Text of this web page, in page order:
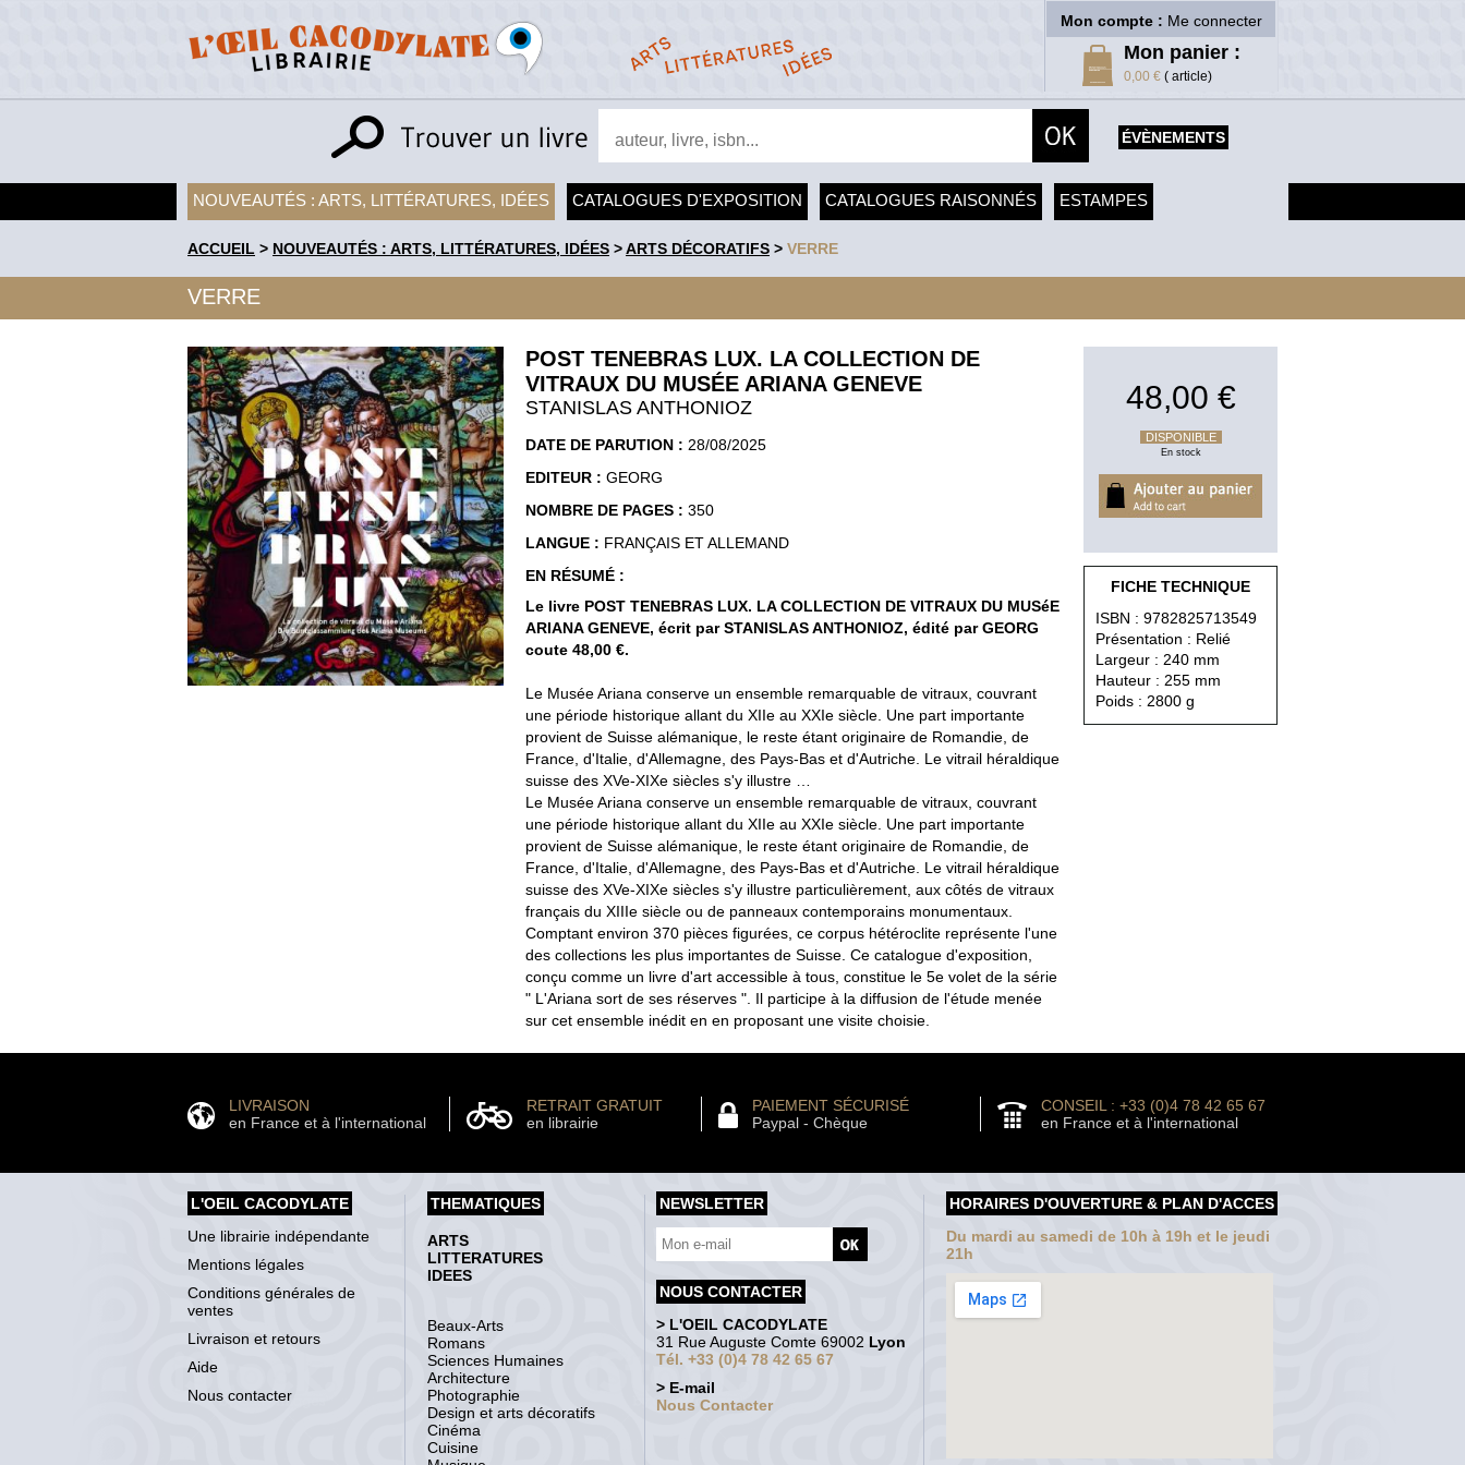
Mon compte : Me connecter
Mon panier :
0,00 € ( article)
ÉVÈNEMENTS
NOUVEAUTÉS : ARTS, LITTÉRATURES, IDÉES CATALOGUES D'EXPOSITION CATALOGUES RAISONNÉS ESTAMPES
ACCUEIL > NOUVEAUTÉS : ARTS, LITTÉRATURES, IDÉES >ARTS DÉCORATIFS > VERRE
VERRE
POST TENEBRAS LUX. LA COLLECTION DE
VITRAUX DU MUSÉE ARIANA GENEVE
STANISLAS ANTHONIOZ
DATE DE PARUTION : 28/08/2025
EDITEUR : GEORG
NOMBRE DE PAGES : 350
LANGUE : FRANÇAIS ET ALLEMAND
EN RÉSUMÉ :
Le livre POST TENEBRAS LUX. LA COLLECTION DE VITRAUX DU MUSéE
ARIANA GENEVE, écrit par STANISLAS ANTHONIOZ, édité par GEORG
coute 48,00 €.
Le Musée Ariana conserve un ensemble remarquable de vitraux, couvrant
une période historique allant du XIIe au XXIe siècle. Une part importante
provient de Suisse alémanique, le reste étant originaire de Romandie, de
France, d'Italie, d'Allemagne, des Pays-Bas et d'Autriche. Le vitrail héraldique
suisse des XVe-XIXe siècles s'y illustre …
Le Musée Ariana conserve un ensemble remarquable de vitraux, couvrant
une période historique allant du XIIe au XXIe siècle. Une part importante
provient de Suisse alémanique, le reste étant originaire de Romandie, de
France, d'Italie, d'Allemagne, des Pays-Bas et d'Autriche. Le vitrail héraldique
suisse des XVe-XIXe siècles s'y illustre particulièrement, aux côtés de vitraux
français du XIIIe siècle ou de panneaux contemporains monumentaux.
Comptant environ 370 pièces figurées, ce corpus hétéroclite représente l'une
des collections les plus importantes de Suisse. Ce catalogue d'exposition,
conçu comme un livre d'art accessible à tous, constitue le 5e volet de la série
" L'Ariana sort de ses réserves ". Il participe à la diffusion de l'étude menée
sur cet ensemble inédit en en proposant une visite choisie.
48,00 €
DISPONIBLE
En stock
FICHE TECHNIQUE
ISBN : 9782825713549
Présentation : Relié
Largeur : 240 mm
Hauteur : 255 mm
Poids : 2800 g
LIVRAISON
en France et à l'international
RETRAIT GRATUIT
en librairie
PAIEMENT SÉCURISÉ
Paypal - Chèque
CONSEIL : +33 (0)4 78 42 65 67
en France et à l'international
L'OEIL CACODYLATE
Une librairie indépendante
Mentions légales
Conditions générales de
ventes
Livraison et retours
Aide
Nous contacter
THEMATIQUES
ARTS
LITTERATURES
IDEES
Beaux-Arts
Romans
Sciences Humaines
Architecture
Photographie
Design et arts décoratifs
Cinéma
Cuisine
NEWSLETTER
NOUS CONTACTER
> L'OEIL CACODYLATE
31 Rue Auguste Comte 69002 Lyon
Tél. +33 (0)4 78 42 65 67
> E-mail
Nous Contacter
HORAIRES D'OUVERTURE & PLAN D'ACCES
Du mardi au samedi de 10h à 19h et le jeudi
21h